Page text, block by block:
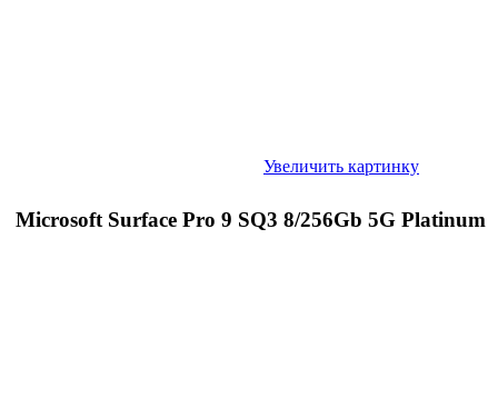
Увеличить картинку
Microsoft Surface Pro 9 SQ3 8/256Gb 5G Platinum